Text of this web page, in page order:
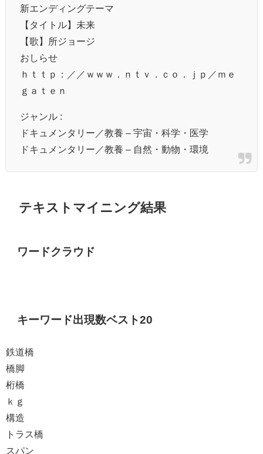
新エンディングテーマ
【タイトル】未来
【歌】所ジョージ
おしらせ
ｈｔｔｐ：／／ｗｗｗ．ｎｔｖ．ｃｏ．ｊｐ／ｍｅ
ｇａｔｅｎ
ジャンル :
ドキュメンタリー／教養 – 宇宙・科学・医学
ドキュメンタリー／教養 – 自然・動物・環境
テキストマイニング結果
ワードクラウド
キーワード出現数ベスト20
鉄道橋
橋脚
桁橋
ｋｇ
構造
トラス橋
スパン